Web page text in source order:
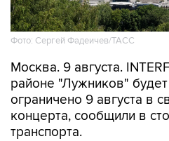
Фото: Сергей Фадеичев/ТАСС
Москва. 9 августа.
районе "Лужников"
ограничено 9 августа в
концерта, сообщили в
транспорта.